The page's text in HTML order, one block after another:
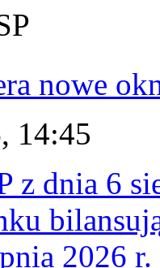
nowe
14:45
z dnia 6
2026 r.